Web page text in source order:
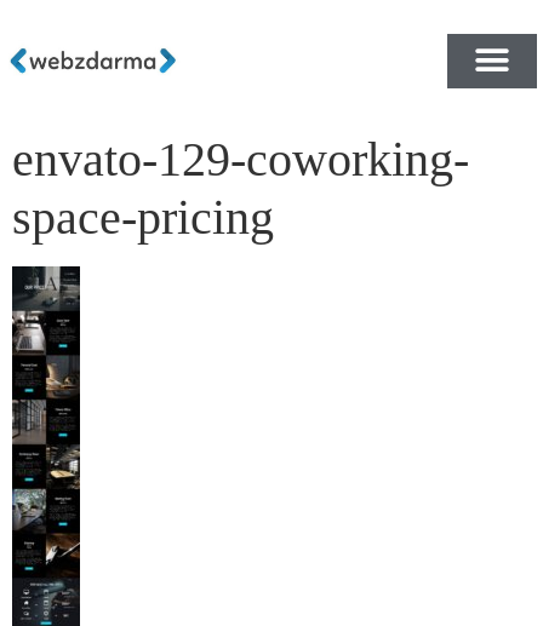
envato-129-coworking-
space-pricing